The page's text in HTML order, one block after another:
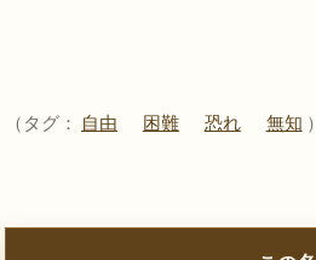
（タグ： 自由 困難 恐れ 無知